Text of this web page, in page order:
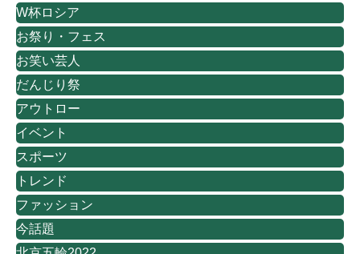
W杯ロシア
お祭り・フェス
お笑い芸人
だんじり祭
アウトロー
イベント
スポーツ
トレンド
ファッション
今話題